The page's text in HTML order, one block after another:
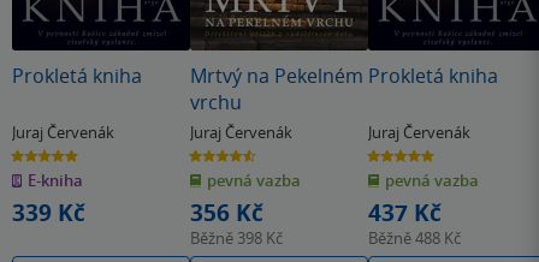
Prokletá kniha
Juraj Červenák
5.0
z
5
hvězdiček
E-kniha
339 Kč
Mrtvý na Pekelném
vrchu
Juraj Červenák
4.6
z
5
hvězdiček
pevná vazba
356 Kč
Běžně 398 Kč
Prokletá kniha
Juraj Červenák
5.0
z
5
hvězdiček
pevná vazba
437 Kč
Běžně488 Kč